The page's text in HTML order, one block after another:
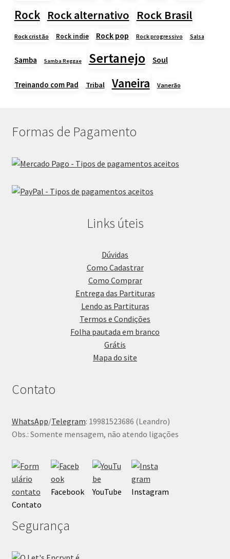
Rock Rock alternativo Rock Brasil
Rock cristão Rock indie Rock pop Rock progressivo Salsa
Samba Samba Reggae Sertanejo Soul
Treinando com Pad Tribal Vaneira Vanerão
Formas de Pagamento
Links úteis
Dúvidas
Como Cadastrar
Como Comprar
Entrega das Partituras
Lendo as Partituras
Termos e Condições
Folha pautada em branco
Grátis
Mapa do site
Contato
WhatsApp/Telegram: 19981523686 (Leandro)
Obs.: Somente mensagem, não atendo ligações
Contato
Facebook YouTube Instagram
Segurança